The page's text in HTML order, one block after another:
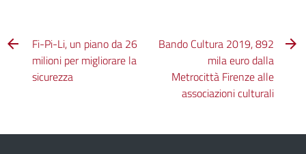
Fi-Pi-Li, un piano da 26
milioni per migliorare la
sicurezza
Bando Cultura 2019, 892
mila euro dalla
Metrocittà Firenze alle
associazioni culturali